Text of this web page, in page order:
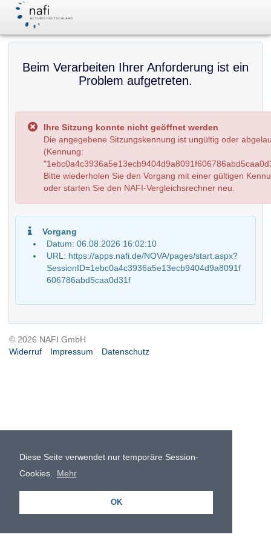
Diese Seite verwendet nur temporäre Session-
Cookies.
Mehr
OK
Beim Verarbeiten Ihrer Anforderung ist ein
Problem aufgetreten.
Ihre Sitzung konnte nicht geöffnet werden
Die angegebene Sitzungskennung ist ungültig oder
(Kennung:
Bitte wiederholen Sie den Vorgang mit einer gültigen
oder starten Sie den NAFI-Vergleichsrechner neu.
Vorgang
Datum: 06.08.2026 16:02:10
URL: https://apps.nafi.de/NOVA/pages/start.aspx?
SessionID=1ebc0a4c3936a5e13ecb9404d9a8091f
606786abd5caa0d31f
© 2026 NAFI GmbH
Widerruf
Impressum Datenschutz